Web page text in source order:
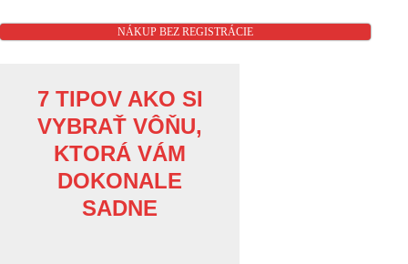
NÁKUP BEZ REGISTRÁCIE
7 TIPOV AKO SI
VYBRAŤ VÔŇU,
KTORÁ VÁM
DOKONALE
SADNE